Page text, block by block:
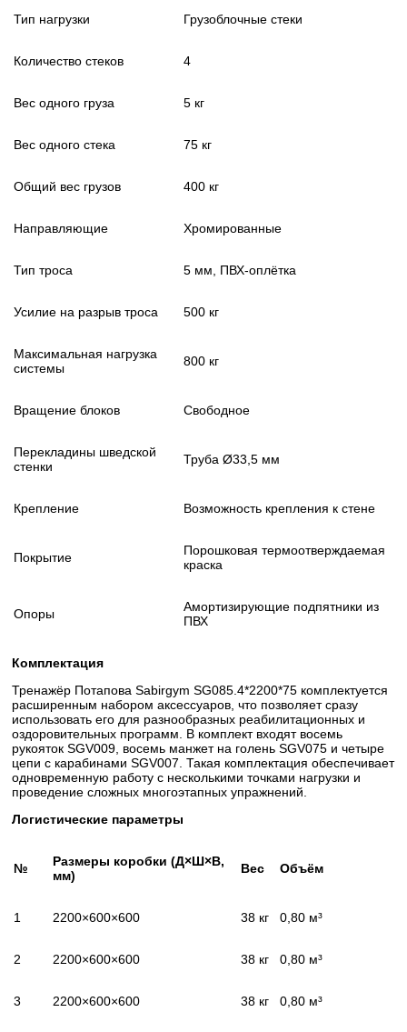
Тип нагрузки Грузоблочные стеки
Количество стеков 4
Вес одного груза 5 кг
Вес одного стека 75 кг
Общий вес грузов 400 кг
Направляющие Хромированные
Тип троса 5 мм, ПВХ-оплётка
Усилие на разрыв троса 500 кг
Максимальная нагрузка
системы
800 кг
Вращение блоков Свободное
Перекладины шведской
стенки
Труба Ø33,5 мм
Крепление Возможность крепления к стене
Покрытие
Порошковая термоотверждаемая
краска
Опоры
Амортизирующие подпятники из
ПВХ
Комплектация
Тренажёр Потапова Sabirgym SG085.4*2200*75 комплектуется
расширенным набором аксессуаров, что позволяет сразу
использовать его для разнообразных реабилитационных и
оздоровительных программ. В комплект входят восемь
рукояток SGV009, восемь манжет на голень SGV075 и четыре
цепи с карабинами SGV007. Такая комплектация обеспечивает
одновременную работу с несколькими точками нагрузки и
проведение сложных многоэтапных упражнений.
Логистические параметры
№
Размеры коробки (Д×Ш×В,
мм)
Вес Объём
1 2200×600×600 38 кг 0,80 м³
2 2200×600×600 38 кг 0,80 м³
3 2200×600×600 38 кг 0,80 м³